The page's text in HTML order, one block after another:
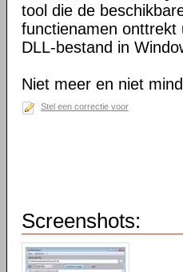
tool die de
functienamen onttrekt
DLL-bestand in
Niet meer en niet
Stel een correctie voor
Screenshots: